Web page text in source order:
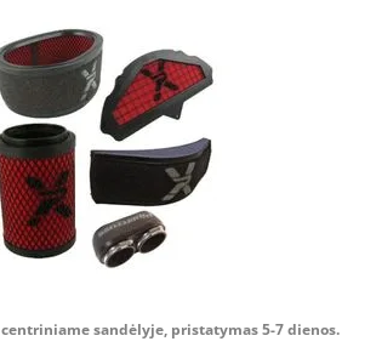
centriniame sandėlyje, pristatymas 5-7 dienos.